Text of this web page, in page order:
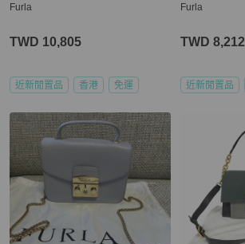
Furla
TWD 10,805
近新閒置品 香港 免運
Furla
TWD 8,212
近新閒置品